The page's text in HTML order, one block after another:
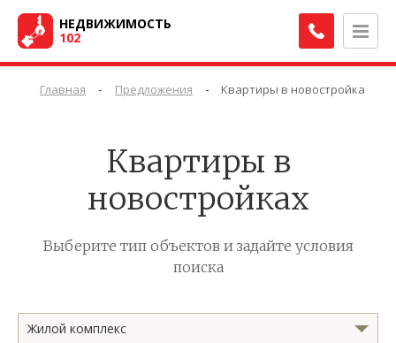
НЕДВИЖИМОСТЬ
102
Главная - Предложения - Квартиры в новостройках
Квартиры в
новостройках
Выберите тип объектов и задайте условия
поиска
Жилой комплекс